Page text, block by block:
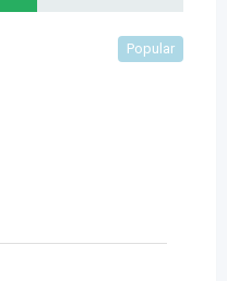
Popular